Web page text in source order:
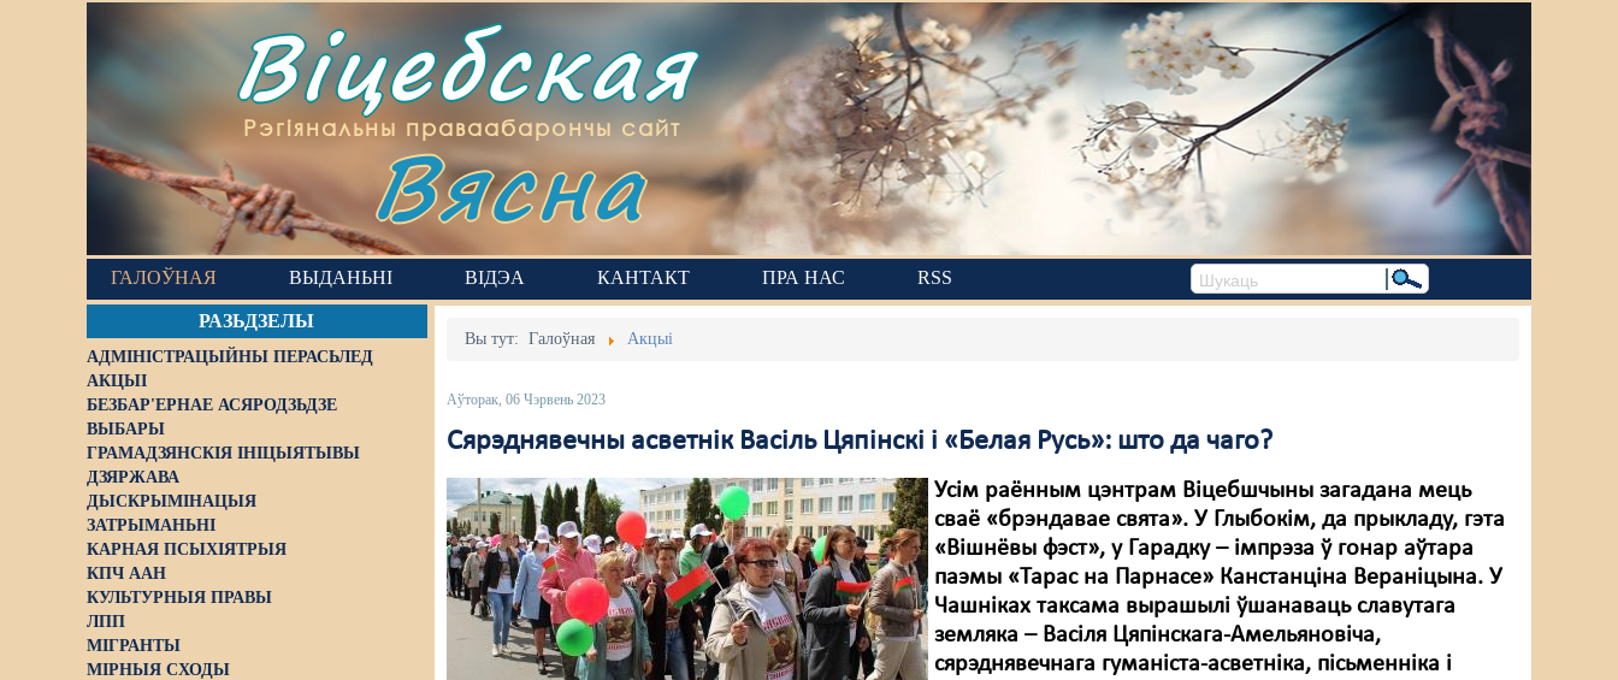
Віцебская
Рэгіянальны праваабарончы сайт
Вясна
ГАЛОЎНАЯ ВЫДАНЬНІ ВІДЭА КАНТАКТ ПРА НАС RSS
РАЗЬДЗЕЛЫ
АДМІНІСТРАЦЫЙНЫ ПЕРАСЬЛЕД
АКЦЫІ
БЕЗБАР'ЕРНАЕ АСЯРОДЗЬДЗЕ
ВЫБАРЫ
ГРАМАДЗЯНСКІЯ ІНІЦЫЯТЫВЫ
ДЗЯРЖАВА
ДЫСКРЫМІНАЦЫЯ
ЗАТРЫМАНЬНІ
КАРНАЯ ПСЫХІЯТРЫЯ
КПЧ ААН
КУЛЬТУРНЫЯ ПРАВЫ
ЛПП
МІГРАНТЫ
МІРНЫЯ СХОДЫ
Вы тут:Галоўная Акцыі
Аўторак, 06 Чэрвень 2023
Сярэднявечны асветнік Васіль Цяпінскі і «Белая Русь»: што да чаго?
Усім раённым цэнтрам Віцебшчыны загадана мець
сваё «брэндавае свята». У Глыбокім, да прыкладу, гэта
«Вішнёвы фэст», у Гарадку – імпрэза ў гонар аўтара
паэмы «Тарас на Парнасе» Канстанціна Вераніцына. У
Чашніках таксама вырашылі ўшанаваць славутага
земляка – Васіля Цяпінскага-Амельяновіча,
сярэднявечнага гуманіста-асветніка, пісьменніка і